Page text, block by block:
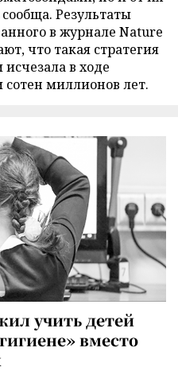
Результаты
в журнале Nature
что такая стратегия
в ходе
миллионов лет.
учить детей
вместо